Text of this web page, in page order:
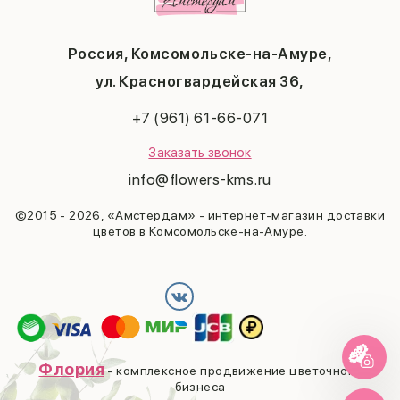
Россия, Комсомольске-на-Амуре,
ул. Красногвардейская 36,
+7 (961) 61-66-071
Заказать звонок
info@flowers-kms.ru
©2015 - 2026, «Амстердам» - интернет-магазин доставки
цветов в Комсомольске-на-Амуре.
23 февраля
Последний звонок
Флория- комплексное продвижение цветочного
бизнеса